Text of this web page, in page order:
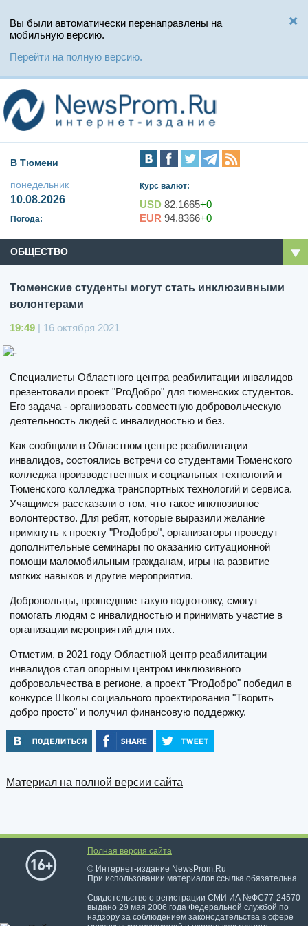
Вы были автоматически перенаправлены на
мобильную версию.
Перейти на полную версию.
В Тюмени
понедельник
10.08.2026
Погода:
Курс валют:
USD 82.1665+0
EUR 94.8366+0
ОБЩЕСТВО
Тюменские студенты могут стать инклюзивными
волонтерами
19:49 | 16 октября 2021
Специалисты Областного центра реабилитации инвалидов
презентовали проект "ProДобро" для тюменских студентов.
Его задача - организовать совместную добровольческую
деятельность людей с инвалидностью и без.
Как сообщили в Областном центре реабилитации
инвалидов, состоялись встречи со студентами Тюменского
колледжа производственных и социальных технологий и
Тюменского колледжа транспортных технологий и сервиса.
Учащимся рассказали о том, что такое инклюзивное
волонтерство. Для ребят, которые выразили желание
примкнуть к проекту "ProДобро", организаторы проведут
дополнительные семинары по оказанию ситуационной
помощи маломобильным гражданам, игры на развитие
мягких навыков и другие мероприятия.
Добровольцы, прошедшие такую подготовку, смогут
помогать людям с инвалидностью и принимать участие в
организации мероприятий для них.
Отметим, в 2021 году Областной центр реабилитации
инвалидов стал опорным центром инклюзивного
добровольчества в регионе, а проект "ProДобро" победил в
конкурсе Школы социального проектирования "Творить
добро просто" и получил финансовую поддержку.
Материал на полной версии сайта
Полная версия сайта
© Интернет-издание NewsProm.Ru
При использовании материалов ссылка обязательна
Свидетельство о регистрации СМИ ИА №ФС77-24570
выдано 29 мая 2006 года Федеральной службой по
надзору за соблюдением законодательства в сфере